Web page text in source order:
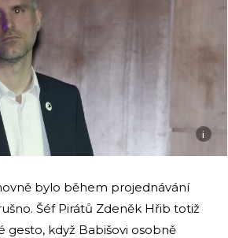
i
bylo během projednávání
Šéf Pirátů Zdeněk Hřib totiž
gesto, když Babišovi osobně